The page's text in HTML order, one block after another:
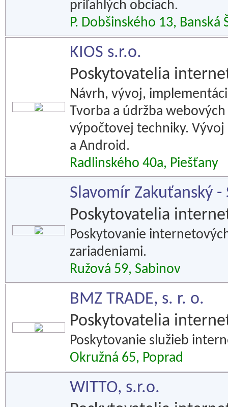
priľahlých obciach.
P. Dobšinského 13, Banská
KIOS s.r.o.
Poskytovatelia
Návrh, vývoj,
Tvorba a údržba
výpočtovej techniky. Vývoj
a Android.
Radlinského 40a, Piešťany
Slavomír Zakuťanský -
Poskytovatelia
Poskytovanie
zariadeniami.
Ružová 59, Sabinov
BMZ TRADE, s. r. o.
Poskytovatelia
Poskytovanie služieb
Okružná 65, Poprad
WITTO, s.r.o.